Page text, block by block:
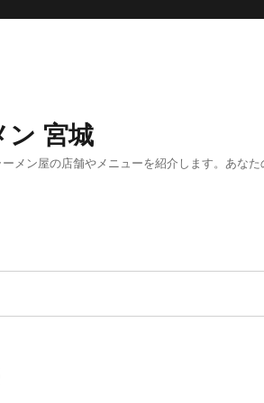
ン 宮城
メン屋の店舗やメニューを紹介します。あな